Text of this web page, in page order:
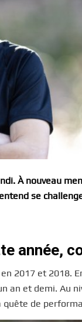
À nouveau
se
année,
2017 et 2018.
an et demi. Au
de